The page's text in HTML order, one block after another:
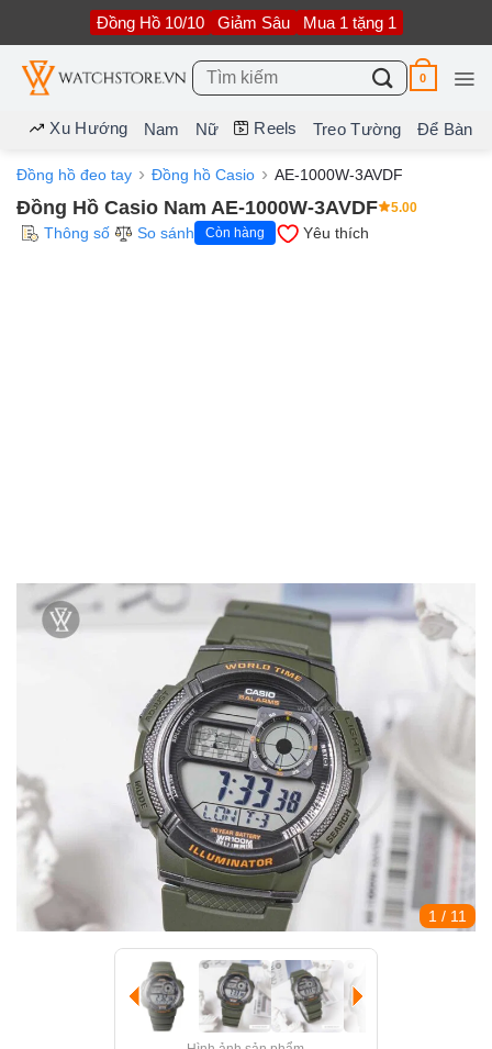
nội
dung
Đồng Hồ 10/10 Giảm Sâu Mua 1 tặng 1
Tìm
kiếm:
0
Xu Hướng Nam Nữ Reels Treo Tường Để Bàn
Đồng hồ đeo tay Đồng hồ Casio AE-1000W-3AVDF
Đồng Hồ Casio Nam AE-1000W-3AVDF 5.00
Thông số So sánh Còn hàng Yêu thích
1 / 11